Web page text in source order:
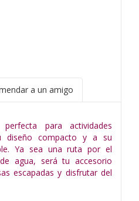
a un amigo
para actividades
diseño compacto y a su
Ya sea una ruta por el
agua, será tu accesorio
escapadas y disfrutar del